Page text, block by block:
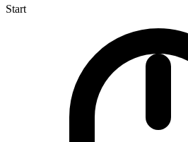
Start